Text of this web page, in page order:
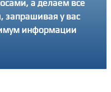
а делаем все
запрашивая у вас
информации